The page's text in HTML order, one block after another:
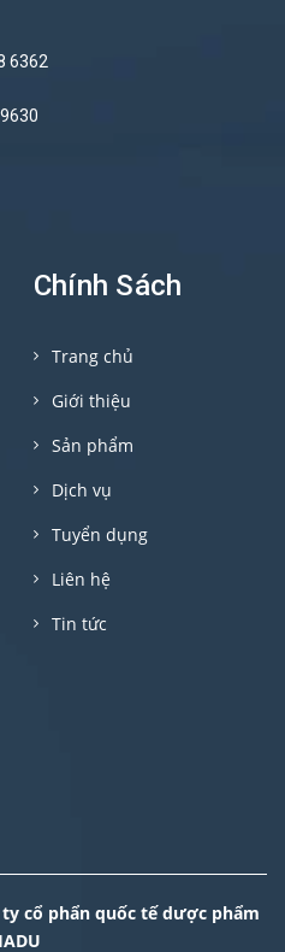
6362
Chính Sách
Trang chủ
Giới thiệu
Sản phẩm
Dịch vụ
Tuyển dụng
Liên hệ
Tin tức
ty cổ phẩn quốc tế dược phẩm